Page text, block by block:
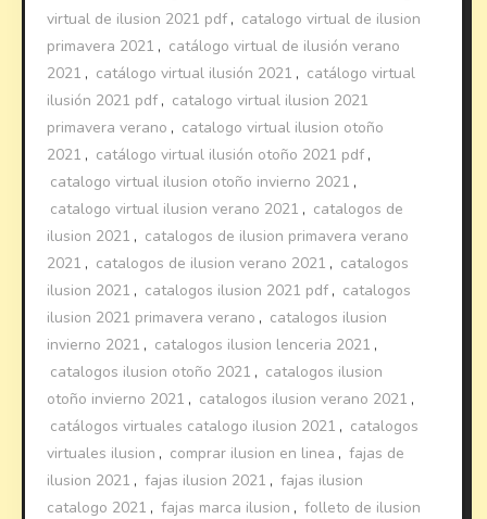
virtual de ilusion 2021 pdf , catalogo virtual de ilusion
primavera 2021 , catálogo virtual de ilusión verano
2021 , catálogo virtual ilusión 2021 , catálogo virtual
ilusión 2021 pdf , catalogo virtual ilusion 2021
primavera verano , catalogo virtual ilusion otoño
2021 , catálogo virtual ilusión otoño 2021 pdf ,
catalogo virtual ilusion otoño invierno 2021 ,
catalogo virtual ilusion verano 2021 , catalogos de
ilusion 2021 , catalogos de ilusion primavera verano
2021 , catalogos de ilusion verano 2021 , catalogos
ilusion 2021 , catalogos ilusion 2021 pdf , catalogos
ilusion 2021 primavera verano , catalogos ilusion
invierno 2021 , catalogos ilusion lenceria 2021 ,
catalogos ilusion otoño 2021 , catalogos ilusion
otoño invierno 2021 , catalogos ilusion verano 2021 ,
catálogos virtuales catalogo ilusion 2021 , catalogos
virtuales ilusion , comprar ilusion en linea , fajas de
ilusion 2021 , fajas ilusion 2021 , fajas ilusion
catalogo 2021 , fajas marca ilusion , folleto de ilusion